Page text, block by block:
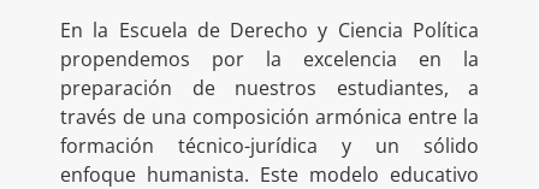
En la Escuela de Derecho y Ciencia Política
propendemos por la excelencia en la
preparación de nuestros estudiantes, a
través de una composición armónica entre la
formación técnico-jurídica y un sólido
enfoque humanista. Este modelo educativo